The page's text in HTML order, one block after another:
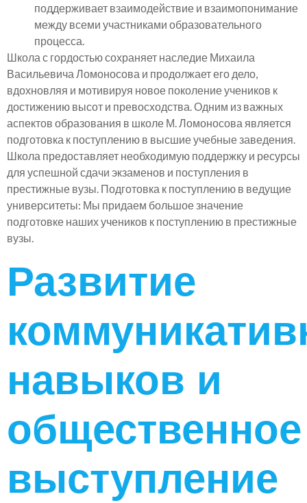
поддерживает взаимодействие и взаимопонимание
между всеми участниками образовательного
процесса.
Школа с гордостью сохраняет наследие Михаила
Васильевича Ломоносова и продолжает его дело,
вдохновляя и мотивируя новое поколение учеников к
достижению высот и превосходства. Одним из важных
аспектов образования в школе М. Ломоносова является
подготовка к поступлению в высшие учебные заведения.
Школа предоставляет необходимую поддержку и ресурсы
для успешной сдачи экзаменов и поступления в
престижные вузы. Подготовка к поступлению в ведущие
университеты: Мы придаем большое значение
подготовке наших учеников к поступлению в престижные
вузы.
Развитие
навыков и
общественное
выступление